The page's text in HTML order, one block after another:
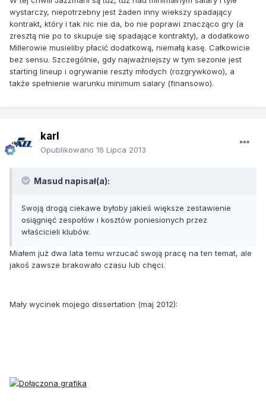
wystarczy, niepotrzebny jest żaden inny wiekszy spadający
kontrakt, który i tak nic nie da, bo nie poprawi znacząco gry (a
zresztą nie po to skupuje się spadające kontrakty), a dodatkowo
Millerowie musieliby płacić dodatkową, niemałą kasę. Całkowicie
bez sensu. Szczególnie, gdy najważniejszy w tym sezonie jest
starting lineup i ogrywanie reszty młodych (rozgrywkowo), a
także spełnienie warunku minimum salary (finansowo).
karl
Opublikowano 16 Lipca 2013
Masud napisał(a):
Swoją drogą ciekawe byłoby jakieś większe zestawienie
osiągnięć zespołów i kosztów poniesionych przez
właścicieli klubów.
Miałem już dwa lata temu wrzucać swoją pracę na ten temat, ale
jakoś zawsze brakowało czasu lub chęci.
Mały wycinek mojego dissertation (maj 2012):